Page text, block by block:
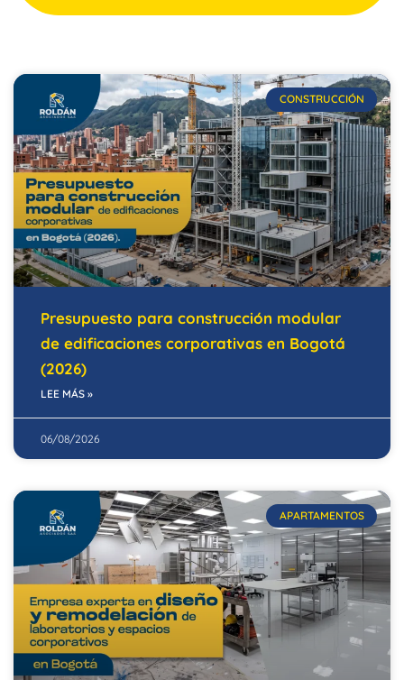
CONSTRUCCIÓN
Presupuesto para construcción modular
de edificaciones corporativas en Bogotá
(2026)
LEE MÁS »
06/08/2026
APARTAMENTOS